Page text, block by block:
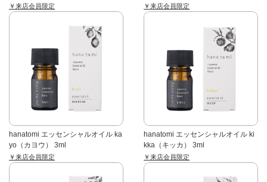
￥来店会員限定 ￥来店会員限定
hanatomi エッセンシャルオイル ka
yo（カヨウ） 3ml
￥来店会員限定
hanatomi エッセンシャルオイル ki
kka（キッカ） 3ml
￥来店会員限定